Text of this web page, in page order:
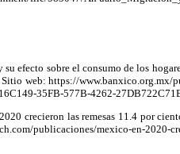
efecto sobre el consumo de los
web: https://www.banxico.org.mx/
35FB-577B-4262-
crecieron las remesas 11.4 por
publicaciones/mexico-en-2020-